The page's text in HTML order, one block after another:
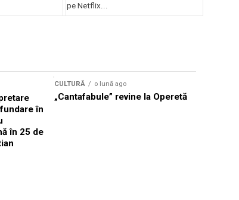
pe Netflix...
în
în 25 de
CULTURĂ o lună ago
„Cantafabule” revine la Operetă